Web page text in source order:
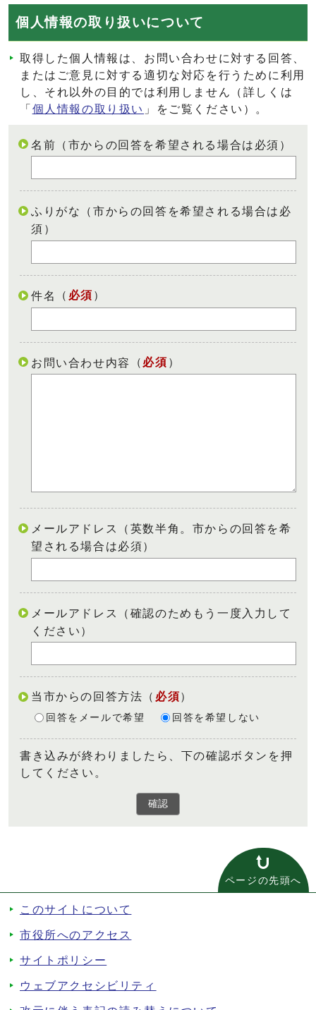
個人情報の取り扱いについて
取得した個人情報は、お問い合わせに対する回答、
またはご意見に対する適切な対応を行うために利用
し、それ以外の目的では利用しません（詳しくは
「 個人情報の取り扱い 」をご覧ください）。
名前（市からの回答を希望される場合は必須）
ふりがな（市からの回答を希望される場合は必
須）
件名 （ 必須 ）
お問い合わせ内容 （ 必須 ）
メールアドレス（英数半角。市からの回答を希
望される場合は必須）
メールアドレス（確認のためもう一度入力して
ください）
当市からの回答方法 （ 必須）
回答をメールで希望 回答を希望しない
書き込みが終わりましたら、下の確認ボタンを押
してください。
確認
ページの先頭へ
このサイトについて
市役所へのアクセス
サイトポリシー
ウェブアクセシビリティ